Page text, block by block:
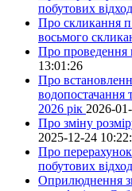
побутових
Про скликання
восьмого
Про проведення
13:01:26
Про
водопостачання
2026 рік 2026-
Про зміну
2025-12-24
Про перерахунок
побутових
Оприлюднення